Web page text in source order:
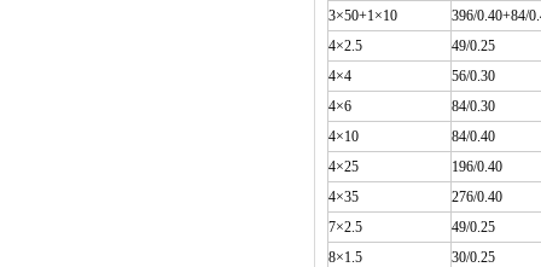
3×50+1×10
396/0.40+84/
4×2.5
49/0.25
4×4
56/0.30
4×6
84/0.30
4×10
84/0.40
4×25
196/0.40
4×35
276/0.40
7×2.5
49/0.25
8×1.5
30/0.25